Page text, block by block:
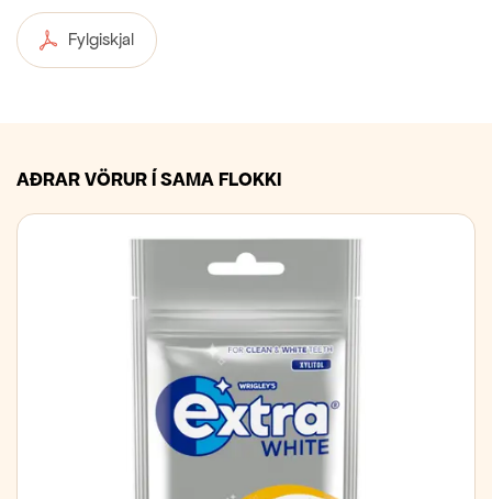
Fylgiskjal
AÐRAR VÖRUR Í SAMA FLOKKI